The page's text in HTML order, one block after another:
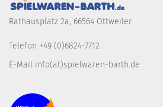
Rathausplatz 2a, 66564 Ottweiler
Telefon +49 (0)6824-7712
E-Mail info(at)spielwaren-barth.de